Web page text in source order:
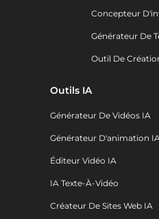
Concepteur
Générateur De
Outil De
Outils IA
Générateur De Vidéos IA
Générateur D'animation
Éditeur Vidéo IA
IA Texte-À-Vidéo
Créateur De Sites Web IA